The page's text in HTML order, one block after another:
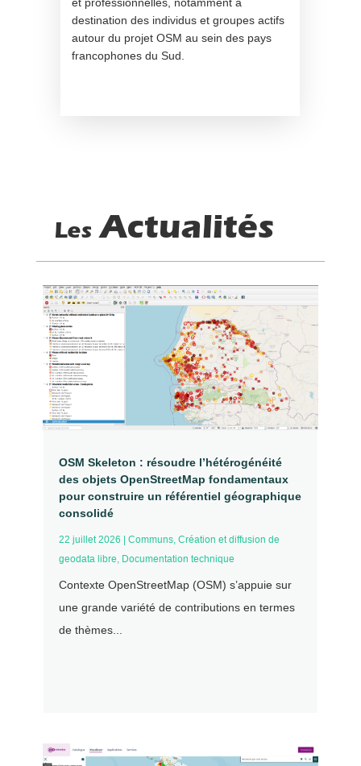
et professionnelles, notamment à
destination des individus et groupes actifs
autour du projet OSM au sein des pays
francophones du Sud.
LesActualités
OSM Skeleton : résoudre l’hétérogénéité
des objets OpenStreetMap fondamentaux
pour construire un référentiel géographique
consolidé
22 juillet 2026 Communs, Création et diffusion de
geodata libre, Documentation technique
Contexte OpenStreetMap (OSM) s’appuie sur
une grande variété de contributions en termes
de thèmes...